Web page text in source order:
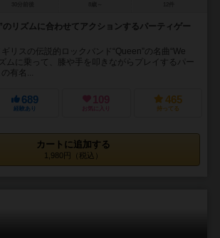
リズムに合わせてアクションするパーティゲー
リスの伝説的ロックバンド“Queen”の名曲“We
ムに乗って、膝や手を叩きながらプレイするパー
有名...
689
経験あり
109
お気に入り
465
持ってる
カートに追加する
1,980円（税込）